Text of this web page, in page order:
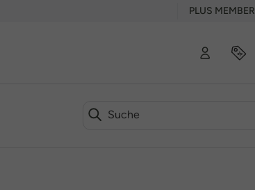
PLUS MEMBER